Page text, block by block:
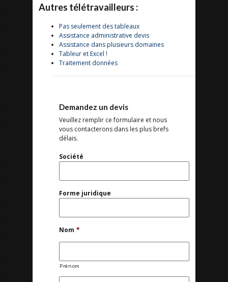
Autres télétravailleurs :
Pas seulement des tableaux
Assistance administrative devis
Assistance dans plusieurs domaines
Tableur et Excel !
Traitement données
Demandez un devis
Veuillez remplir ce formulaire et nous
vous contacterons dans les plus brefs
délais.
Société
Forme juridique
Nom *
Prénom